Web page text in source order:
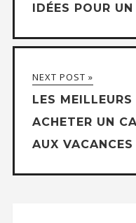
IDÉES POUR
NEXT POST »
LES
ACHETER UN
AUX VACANCES